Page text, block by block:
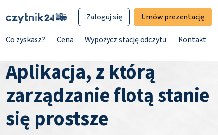
Co zyskasz? Cena Wypożycz stację odczytu Kontakt
Zaloguj się Umów prezentację
Aplikacja, z którą
zarządzanie flotą stanie
się prostsze